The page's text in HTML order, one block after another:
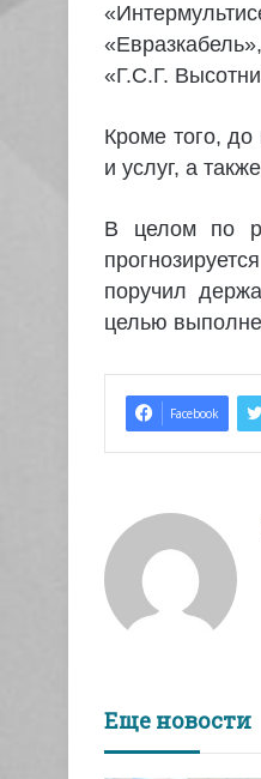
«Г.С.Г.
Кроме того, до
и услуг, а
В целом по
поручил
целью
Facebook
Еще новости